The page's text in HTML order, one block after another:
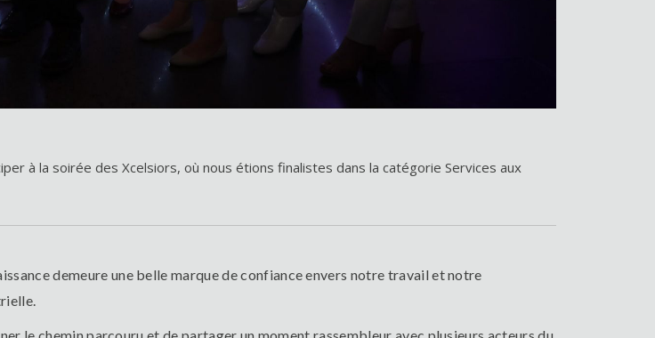
à la soirée des Xcelsiors, où nous étions finalistes dans la catégorie Services aux
demeure une belle marque de confiance envers notre travail et notre